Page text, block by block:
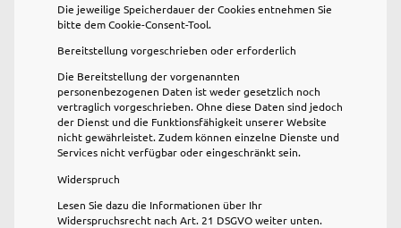
Die jeweilige Speicherdauer der Cookies entnehmen Sie
bitte dem Cookie-Consent-Tool.
Bereitstellung vorgeschrieben oder erforderlich
Die Bereitstellung der vorgenannten
personenbezogenen Daten ist weder gesetzlich noch
vertraglich vorgeschrieben. Ohne diese Daten sind jedoch
der Dienst und die Funktionsfähigkeit unserer Website
nicht gewährleistet. Zudem können einzelne Dienste und
Services nicht verfügbar oder eingeschränkt sein.
Widerspruch
Lesen Sie dazu die Informationen über Ihr
Widerspruchsrecht nach Art. 21 DSGVO weiter unten.